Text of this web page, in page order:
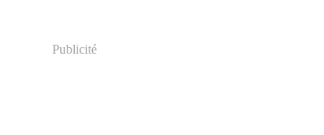
Publicité